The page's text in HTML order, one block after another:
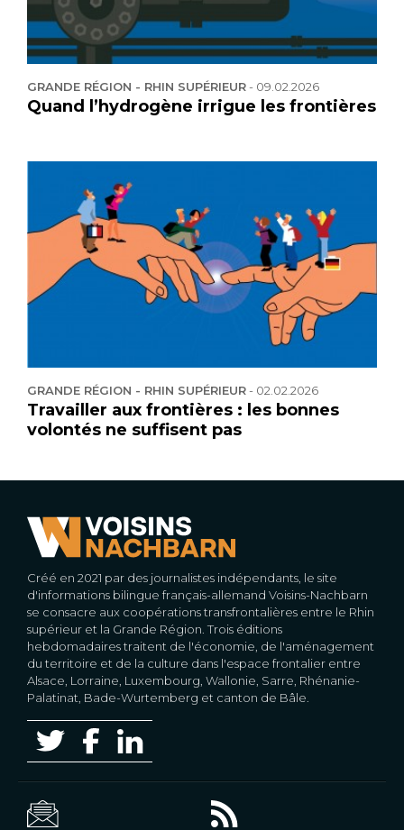
GRANDE RÉGION - RHIN SUPÉRIEUR- 09.02.2026
Quand l’hydrogène irrigue les frontières
GRANDE RÉGION - RHIN SUPÉRIEUR- 02.02.2026
Travailler aux frontières : les bonnes
volontés ne suffisent pas
Créé en 2021 par des journalistes indépendants, le site
d'informations bilingue français-allemand Voisins-Nachbarn
se consacre aux coopérations transfrontalières entre le Rhin
supérieur et la Grande Région. Trois éditions
hebdomadaires traitent de l'économie, de l'aménagement
du territoire et de la culture dans l'espace frontalier entre
Alsace, Lorraine, Luxembourg, Wallonie, Sarre, Rhénanie-
Palatinat, Bade-Wurtemberg et canton de Bâle.